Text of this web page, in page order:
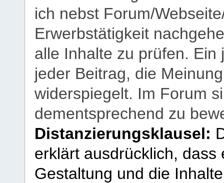
ich nebst Forum/
Erwerbstätigkeit
alle Inhalte zu prüfen.
jeder Beitrag, die
widerspiegelt. Im Forum
dementsprechend zu
Distanzierungsklausel:
erklärt ausdrücklich,
Gestaltung und die